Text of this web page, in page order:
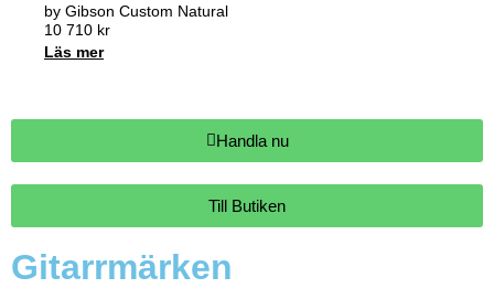
by Gibson Custom Natural
10 710 kr
Läs mer
Handla nu
Till Butiken
Gitarrmärken